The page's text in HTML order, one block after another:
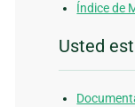
Índice de
Usted